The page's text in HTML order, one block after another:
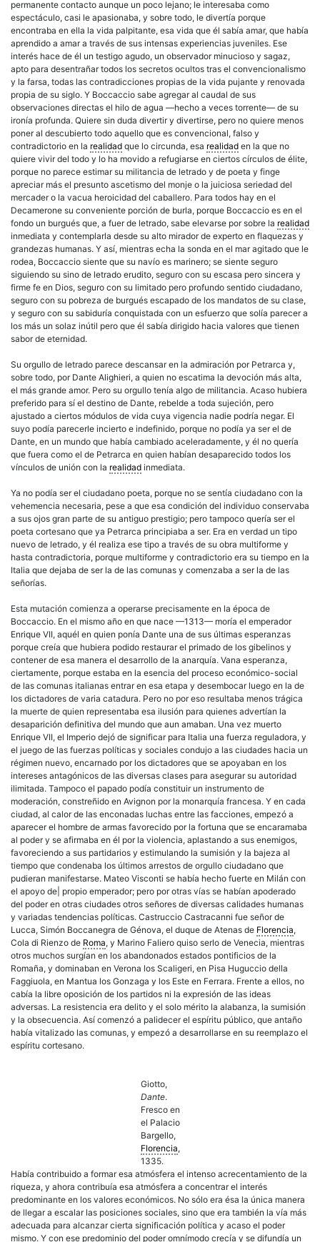
permanente contacto aunque un poco lejano; le interesaba como
espectáculo, casi le apasionaba, y sobre todo, le divertía porque
encontraba en ella la vida palpitante, esa vida que él sabía amar, que había
aprendido a amar a través de sus intensas experiencias juveniles. Ese
interés hace de él un testigo agudo, un observador minucioso y sagaz,
apto para desentrañar todos los secretos ocultos tras el convencionalismo
y la farsa, todas las contradicciones propias de la vida pujante y renovada
propia de su siglo. Y Boccaccio sabe agregar al caudal de sus
observaciones directas el hilo de agua —hecho a veces torrente— de su
ironía profunda. Quiere sin duda divertir y divertirse, pero no quiere menos
poner al descubierto todo aquello que es convencional, falso y
contradictorio en la realidad que lo circunda, esa realidad en la que no
quiere vivir del todo y lo ha movido a refugiarse en ciertos círculos de élite,
porque no parece estimar su militancia de letrado y de poeta y finge
apreciar más el presunto ascetismo del monje o la juiciosa seriedad del
mercader o la vacua heroicidad del caballero. Para todos hay en el
Decamerone su conveniente porción de burla, porque Boccaccio es en el
fondo un burgués que, a fuer de letrado, sabe elevarse por sobre la realidad
inmediata y contemplarla desde su alto mirador de experto en flaquezas y
grandezas humanas. Y así, mientras echa la sonda en el mar agitado que le
rodea, Boccaccio siente que su navío es marinero; se siente seguro
siguiendo su sino de letrado erudito, seguro con su escasa pero sincera y
firme fe en Dios, seguro con su limitado pero profundo sentido ciudadano,
seguro con su pobreza de burgués escapado de los mandatos de su clase,
y seguro con su sabiduría conquistada con un esfuerzo que solía parecer a
los más un solaz inútil pero que él sabía dirigido hacia valores que tienen
sabor de eternidad.
Su orgullo de letrado parece descansar en la admiración por Petrarca y,
sobre todo, por Dante Alighieri, a quien no escatima la devoción más alta,
el más grande amor. Pero su orgullo tenía algo de militancia. Acaso hubiera
preferido para sí el destino de Dante, rebelde a toda sujeción, pero
ajustado a ciertos módulos de vida cuya vigencia nadie podría negar. El
suyo podía parecerle incierto e indefinido, porque no podía ya ser el de
Dante, en un mundo que había cambiado aceleradamente, y él no quería
que fuera como el de Petrarca en quien habían desaparecido todos los
vínculos de unión con la realidad inmediata.
Ya no podía ser el ciudadano poeta, porque no se sentía ciudadano con la
vehemencia necesaria, pese a que esa condición del individuo conservaba
a sus ojos gran parte de su antiguo prestigio; pero tampoco quería ser el
poeta cortesano que ya Petrarca principiaba a ser. Era en verdad un tipo
nuevo de letrado, y él realiza ese tipo a través de su obra multiforme y
hasta contradictoria, porque multiforme y contradictorio era su tiempo en la
Italia que dejaba de ser la de las comunas y comenzaba a ser la de las
señorías.
Esta mutación comienza a operarse precisamente en la época de
Boccaccio. En el mismo año en que nace —1313— moría el emperador
Enrique VII, aquél en quien ponía Dante una de sus últimas esperanzas
porque creía que hubiera podido restaurar el primado de los gibelinos y
contener de esa manera el desarrollo de la anarquía. Vana esperanza,
ciertamente, porque estaba en la esencia del proceso económico-social
de las comunas italianas entrar en esa etapa y desembocar luego en la de
los dictadores de varia catadura. Pero no por eso resultaba menos trágica
la muerte de quien representaba esa ilusión para quienes advertían la
desaparición definitiva del mundo que aun amaban. Una vez muerto
Enrique VII, el Imperio dejó de significar para Italia una fuerza reguladora, y
el juego de las fuerzas políticas y sociales condujo a las ciudades hacia un
régimen nuevo, encarnado por los dictadores que se apoyaban en los
intereses antagónicos de las diversas clases para asegurar su autoridad
ilimitada. Tampoco el papado podía constituir un instrumento de
moderación, constreñido en Avignon por la monarquía francesa. Y en cada
ciudad, al calor de las enconadas luchas entre las facciones, empezó a
aparecer el hombre de armas favorecido por la fortuna que se encaramaba
al poder y se afirmaba en él por la violencia, aplastando a sus enemigos,
favoreciendo a sus partidarios y estimulando la sumisión y la bajeza al
tiempo que condenaba los últimos arrestos de orgullo ciudadano que
pudieran manifestarse. Mateo Visconti se había hecho fuerte en Milán con
el apoyo de| propio emperador; pero por otras vías se habían apoderado
del poder en otras ciudades otros señores de diversas calidades humanas
y variadas tendencias políticas. Castruccio Castracanni fue señor de
Lucca, Simón Boccanegra de Génova, el duque de Atenas de Florencia,
Cola di Rienzo de Roma, y Marino Faliero quiso serlo de Venecia, mientras
otros muchos surgían en los abandonados estados pontificios de la
Romaña, y dominaban en Verona los Scaligeri, en Pisa Huguccio della
Faggiuola, en Mantua los Gonzaga y los Este en Ferrara. Frente a ellos, no
cabía la libre oposición de los partidos ni la expresión de las ideas
adversas. La resistencia era delito y el solo mérito la alabanza, la sumisión
y la obsecuencia. Así comenzó a palidecer el espíritu público, que antaño
había vitalizado las comunas, y empezó a desarrollarse en su reemplazo el
espíritu cortesano.
Giotto,
Dante.
Fresco en
el Palacio
Bargello,
Florencia,
1335.
Había contribuido a formar esa atmósfera el intenso acrecentamiento de la
riqueza, y ahora contribuía esa atmósfera a concentrar el interés
predominante en los valores económicos. No sólo era ésa la única manera
de llegar a escalar las posiciones sociales, sino que era también la vía más
adecuada para alcanzar cierta significación política y acaso el poder
mismo. Y con ese predominio del poder omnímodo crecía y se difundía un